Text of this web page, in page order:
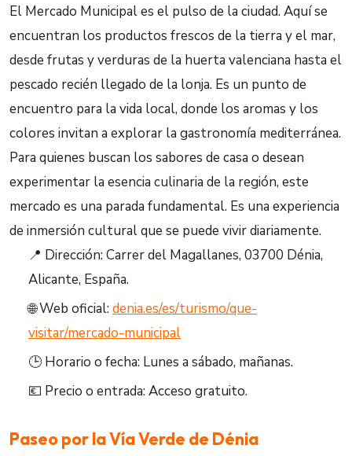
El Mercado Municipal es el pulso de la ciudad. Aquí se
encuentran los productos frescos de la tierra y el mar,
desde frutas y verduras de la huerta valenciana hasta el
pescado recién llegado de la lonja. Es un punto de
encuentro para la vida local, donde los aromas y los
colores invitan a explorar la gastronomía mediterránea.
Para quienes buscan los sabores de casa o desean
experimentar la esencia culinaria de la región, este
mercado es una parada fundamental. Es una experiencia
de inmersión cultural que se puede vivir diariamente.
📍 Dirección: Carrer del Magallanes, 03700 Dénia,
Alicante, España.
🌐 Web oficial:denia.es/es/turismo/que-
visitar/mercado-municipal
🕒 Horario o fecha: Lunes a sábado, mañanas.
💶 Precio o entrada: Acceso gratuito.
Paseo por la Vía Verde de Dénia